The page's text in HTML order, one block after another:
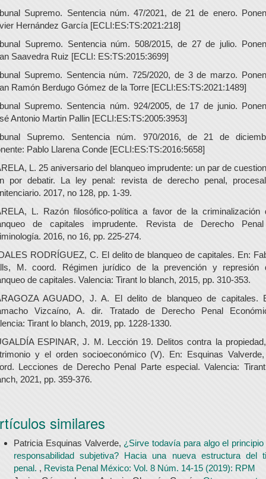
Supremo. Sentencia núm. 47/2021, de 21 de enero.
Hernández García [ECLI:ES:TS:2021:218]
Supremo. Sentencia núm. 508/2015, de 27 de julio.
Saavedra Ruiz [ECLI: ES:TS:2015:3699]
Supremo. Sentencia núm. 725/2020, de 3 de marzo.
Ramón Berdugo Gómez de la Torre [ECLI:ES:TS:2021:1489]
Supremo. Sentencia núm. 924/2005, de 17 de junio.
Antonio Martin Pallin [ECLI:ES:TS:2005:3953]
Supremo. Sentencia núm. 970/2016, de 21 de
Pablo Llarena Conde [ECLI:ES:TS:2016:5658]
L. 25 aniversario del blanqueo imprudente: un par de
por debatir. La ley penal: revista de derecho penal,
2017, no 128, pp. 1-39.
L. Razón filosófico-política a favor de la criminalización
de capitales imprudente. Revista de Derecho
2016, no 16, pp. 225-274.
RODRÍGUEZ, C. El delito de blanqueo de capitales. En:
M. coord. Régimen jurídico de la prevención y represión
de capitales. Valencia: Tirant lo blanch, 2015, pp. 310-353.
AGUADO, J. A. El delito de blanqueo de capitales.
Vizcaíno, A. dir. Tratado de Derecho Penal
Tirant lo blanch, 2019, pp. 1228-1330.
ESPINAR, J. M. Lección 19. Delitos contra la
y el orden socioeconómico (V). En: Esquinas
Lecciones de Derecho Penal Parte especial. Valencia:
2021, pp. 359-376.
similares
Patricia Esquinas Valverde, ¿Sirve todavía para algo el principio
responsabilidad subjetiva? Hacia una nueva estructura del
penal. , Revista Penal México: Vol. 8 Núm. 14-15 (2019): RPM